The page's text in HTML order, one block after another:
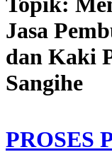
Jasa
dan Kaki
Sangihe
PROSES